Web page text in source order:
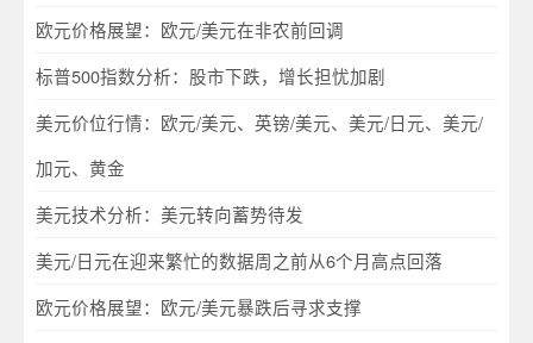
欧元价格展望：欧元/美元在非农前回调
标普500指数分析：股市下跌，增长担忧加剧
美元价位行情：欧元/美元、英镑/美元、美元/日元、美元/
加元、黄金
美元技术分析：美元转向蓄势待发
美元/日元在迎来繁忙的数据周之前从6个月高点回落
欧元价格展望：欧元/美元暴跌后寻求支撑